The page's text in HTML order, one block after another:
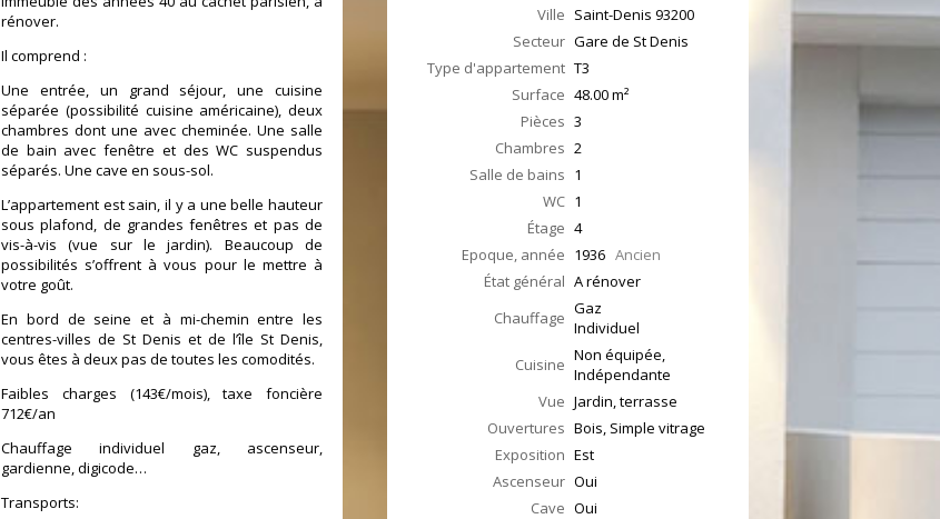
rénover.
Il comprend :
Une entrée, un grand séjour, une cuisine
séparée (possibilité cuisine américaine), deux
chambres dont une avec cheminée. Une salle
de bain avec fenêtre et des WC suspendus
séparés. Une cave en sous-sol.
L’appartement est sain, il y a une belle hauteur
sous plafond, de grandes fenêtres et pas de
vis-à-vis (vue sur le jardin). Beaucoup de
possibilités s’offrent à vous pour le mettre à
votre goût.
En bord de seine et à mi-chemin entre les
centres-villes de St Denis et de l’île St Denis,
vous êtes à deux pas de toutes les comodités.
Faibles charges (143€/mois), taxe foncière
712€/an
Chauffage individuel gaz, ascenseur,
gardienne, digicode…
Transports:
Ville Saint-Denis 93200
Secteur Gare de St Denis
Type d'appartement T3
Surface 48.00m²
Pièces 3
Chambres 2
Salle de bains 1
WC 1
Étage 4
Epoque, année 1936 Ancien
État général A rénover
Chauffage Gaz
Individuel
Cuisine Non équipée,
Indépendante
Vue Jardin, terrasse
Ouvertures Bois, Simple vitrage
Exposition Est
Ascenseur Oui
Cave Oui